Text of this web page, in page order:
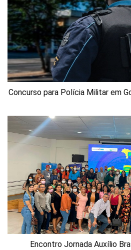
Concurso para Polícia Militar em
Encontro Jornada Auxílio